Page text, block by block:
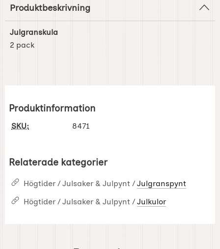
Produktbeskrivning
Julgranskula
2 pack
Produktinformation
SKU: 8471
Relaterade kategorier
Högtider / Julsaker & Julpynt / Julgranspynt
Högtider / Julsaker & Julpynt / Julkulor